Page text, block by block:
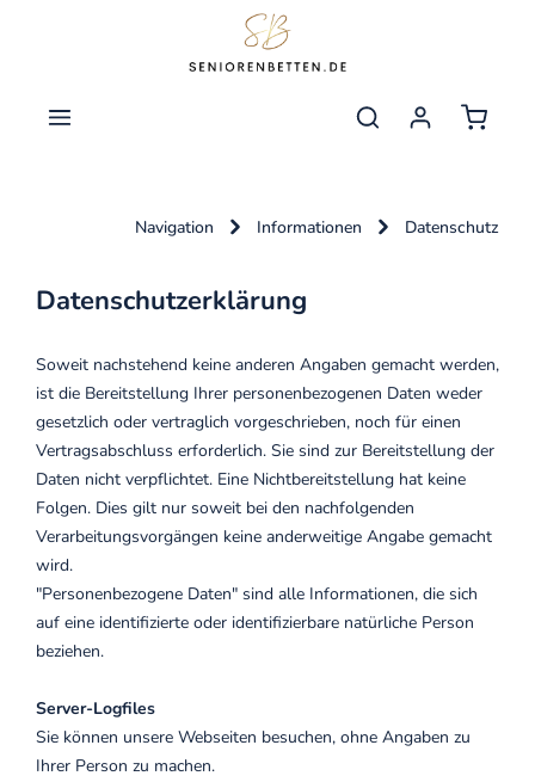
Navigation Informationen Datenschutz
Datenschutzerklärung
Soweit nachstehend keine anderen Angaben gemacht werden,
ist die Bereitstellung Ihrer personenbezogenen Daten weder
gesetzlich oder vertraglich vorgeschrieben, noch für einen
Vertragsabschluss erforderlich. Sie sind zur Bereitstellung der
Daten nicht verpflichtet. Eine Nichtbereitstellung hat keine
Folgen. Dies gilt nur soweit bei den nachfolgenden
Verarbeitungsvorgängen keine anderweitige Angabe gemacht
wird.
"Personenbezogene Daten" sind alle Informationen, die sich
auf eine identifizierte oder identifizierbare natürliche Person
beziehen.
Server-Logfiles
Sie können unsere Webseiten besuchen, ohne Angaben zu
Ihrer Person zu machen.